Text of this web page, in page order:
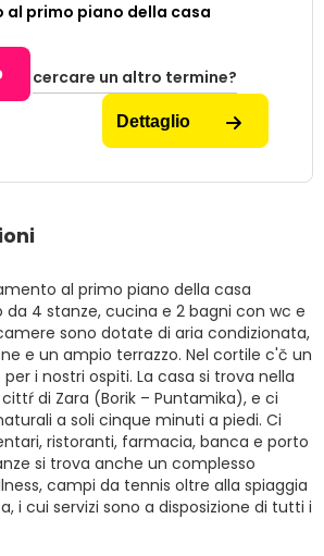
primo piano della casa
cercare un altro termine?
Dettaglio
al primo piano della casa
4 stanze, cucina e 2 bagni con wc e
sono dotate di aria condizionata,
e un ampio terrazzo. Nel cortile c'č un
i nostri ospiti. La casa si trova nella
di Zara (Borik – Puntamika), e ci
a soli cinque minuti a piedi. Ci
ristoranti, farmacia, banca e porto
si trova anche un complesso
campi da tennis oltre alla spiaggia
i cui servizi sono a disposizione di tutti i